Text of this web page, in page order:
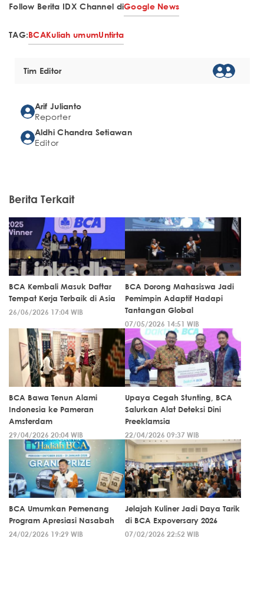
Follow Berita IDX Channel diGoogle News
TAG:BCAKuliah umumUntirta
Tim Editor
Arif Julianto
Reporter
Aldhi Chandra Setiawan
Editor
Berita Terkait
BCA Kembali Masuk Daftar
Tempat Kerja Terbaik di Asia
26/06/2026 17:04 WIB
BCA Dorong Mahasiswa Jadi
Pemimpin Adaptif Hadapi
Tantangan Global
07/05/2026 14:51 WIB
BCA Bawa Tenun Alami
Indonesia ke Pameran
Amsterdam
29/04/2026 20:04 WIB
Upaya Cegah Stunting, BCA
Salurkan Alat Deteksi Dini
Preeklamsia
22/04/2026 09:37 WIB
BCA Umumkan Pemenang
Program Apresiasi Nasabah
24/02/2026 19:29 WIB
Jelajah Kuliner Jadi Daya Tarik
di BCA Expoversary 2026
07/02/2026 22:52 WIB